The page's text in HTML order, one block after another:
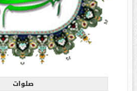
صلوات